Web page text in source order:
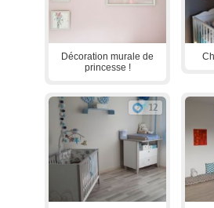
Décoration murale de
princesse !
12